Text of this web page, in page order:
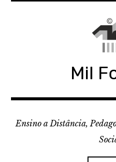
Mil
Ensino a Distância,